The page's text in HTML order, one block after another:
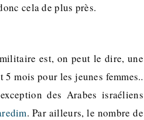
cela de plus près.
est, on peut le dire, une
mois pour les jeunes femmes..
des Arabes israéliens
. Par ailleurs, le nombre de